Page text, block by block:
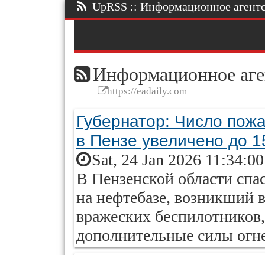
UpRSS :: Информационное
Информационное
https://eadaily.com
Губернатор: Число
в Пензе увеличено до
Sat, 24 Jan 2026
В Пензенской области
на нефтебазе, возникший
вражеских
дополнительные силы